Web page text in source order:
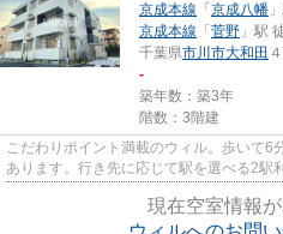
京成本線 「 京成八幡
京成本線 「 菅野 」駅
千葉県市川市大和田
-
築年数：築3年
階数：3階建
こだわりポイント満載のウィル。歩いて6
あります。行き先に応じて駅を選べる2駅
現在空室情報が